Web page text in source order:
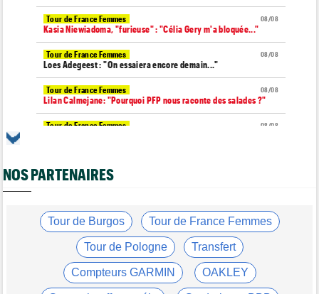
08/08
Tour de France Femmes
Kasia Niewiadoma, "furieuse" : "Célia Gery m'a bloquée..."
08/08
Tour de France Femmes
Loes Adegeest : "On essaiera encore demain..."
08/08
Tour de France Femmes
Lilan Calmejane: "Pourquoi PFP nous raconte des salades ?"
08/08
Tour de France Femmes
Niedermaier : "J’ai dit à Kasia que ce n’est pas fini"
08/08
Tour de France Femmes
Lorena Wiebes : "Je dois encore finir la journée de demain"
Tour de France Femmes
Demi Vollering : "Cela prouve que si on rêve en grand..."
NOS PARTENAIRES
Tour de Burgos Tour de France Femmes
Tour de Pologne Transfert
Compteurs GARMIN OAKLEY